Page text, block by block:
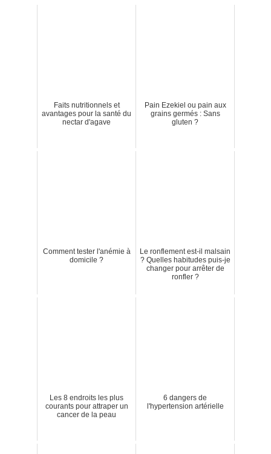
Faits nutritionnels et
avantages pour la santé du
nectar d'agave
Pain Ezekiel ou pain aux
grains germés : Sans
gluten ?
Comment tester l'anémie à
domicile ?
Le ronflement est-il malsain
? Quelles habitudes puis-je
changer pour arrêter de
ronfler ?
Les 8 endroits les plus
courants pour attraper un
cancer de la peau
6 dangers de
l'hypertension artérielle